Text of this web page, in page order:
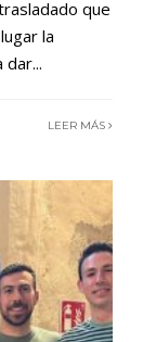
que
la
dar...
LEER MÁS